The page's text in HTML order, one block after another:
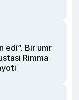
edi”. Bir umr
Rimma